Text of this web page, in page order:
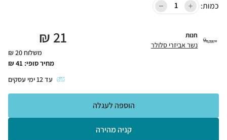
כמות:
חנות
נשר אביזרי סלולר 21
₪
משלוח 20 ₪
מחיר סופי: 41
₪
עד 12 ימי עסקים
קניה מהירה
הוספה לעגלה